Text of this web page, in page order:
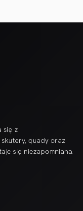
się z
quady oraz
się niezapomniana.